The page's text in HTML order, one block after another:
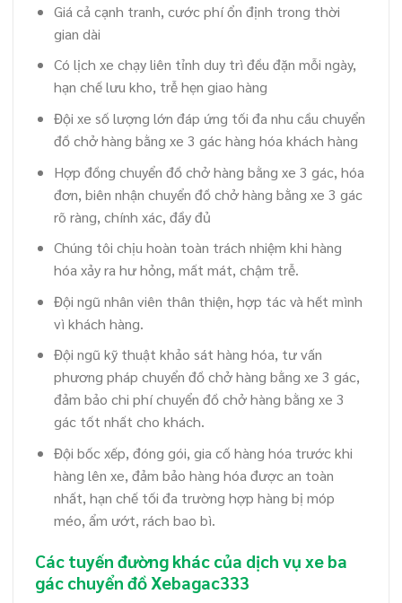
Giá cả cạnh tranh, cước phí ổn định trong thời
gian dài
Có lịch xe chạy liên tỉnh duy trì đều đặn mỗi ngày,
hạn chế lưu kho, trễ hẹn giao hàng
Đội xe số lượng lớn đáp ứng tối đa nhu cầu chuyển
đồ chở hàng bằng xe 3 gác hàng hóa khách hàng
Hợp đồng chuyển đồ chở hàng bằng xe 3 gác, hóa
đơn, biên nhận chuyển đồ chở hàng bằng xe 3 gác
rõ ràng, chính xác, đầy đủ
Chúng tôi chịu hoàn toàn trách nhiệm khi hàng
hóa xảy ra hư hỏng, mất mát, chậm trễ.
Đội ngũ nhân viên thân thiện, hợp tác và hết mình
vì khách hàng.
Đội ngũ kỹ thuật khảo sát hàng hóa, tư vấn
phương pháp chuyển đồ chở hàng bằng xe 3 gác,
đảm bảo chi phí chuyển đồ chở hàng bằng xe 3
gác tốt nhất cho khách.
Đội bốc xếp, đóng gói, gia cố hàng hóa trước khi
hàng lên xe, đảm bảo hàng hóa được an toàn
nhất, hạn chế tối đa trường hợp hàng bị móp
méo, ẩm ướt, rách bao bì.
Các tuyến đường khác của dịch vụ xe ba
gác chuyển đồ Xebagac333